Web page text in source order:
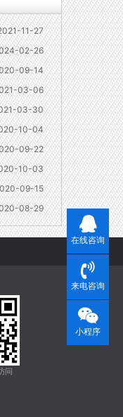
11-27
02-26
09-14
03-06
03-30
10-04
09-22
10-03
09-15
08-29
问
在线咨询
来电咨询
小程序